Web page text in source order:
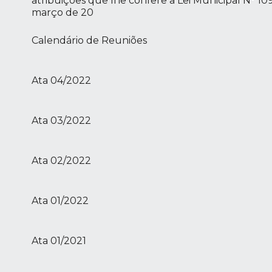
março de 20
Calendário de Reuniões
Ata 04/2022
Ata 03/2022
Ata 02/2022
Ata 01/2022
Ata 01/2021